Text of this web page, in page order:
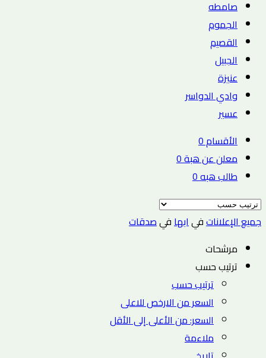
صامطه
الجموم
القصيم
الجبيل
عنيزة
وادي الدواسر
عسير
الأقسام0
معلن عن هبة0
طالب هبه0
جميع الإعلاناتفيابهافيصدقات
مرشحات
ترتيب حسب
ترتيب حسب
السعر من الارخص للاعلى
السعر: من الأعلى إلى الأقل
ملاءمة